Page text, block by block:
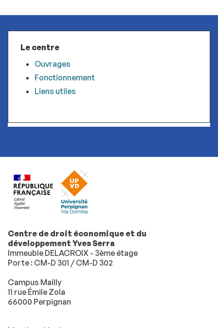
Le centre
Ouvrages
Fonctionnement
Liens utiles
Centre de droit économique et du
développement Yves Serra
Immeuble DELACROIX - 3ème étage
Porte : CM-D 301 / CM-D 302
Campus Mailly
11 rue Émile Zola
66000 Perpignan